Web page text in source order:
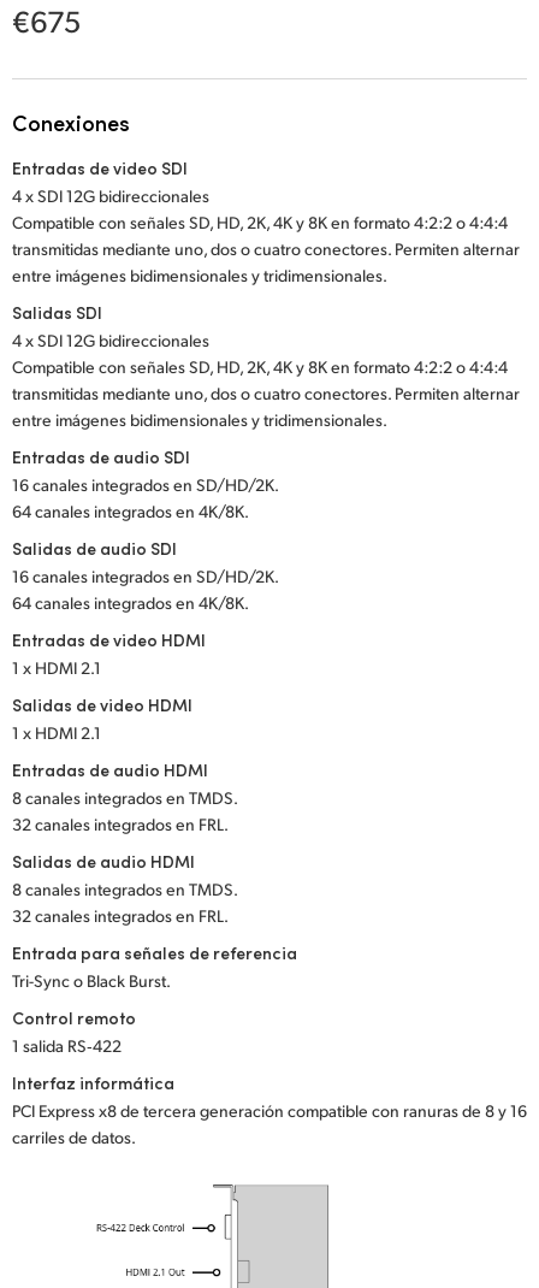
España
Sweden
Chinese Taipei
UAE
Ukraine
United Kingdom
United States
€675
Conexiones
Entradas de video SDI
4 x SDI 12G bidireccionales
Compatible con señales SD, HD, 2K, 4K y 8K en formato 4:2:2 o 4:4:4
transmitidas mediante uno, dos o cuatro conectores. Permiten alternar
entre imágenes bidimensionales y tridimensionales.
Salidas SDI
4 x SDI 12G bidireccionales
Compatible con señales SD, HD, 2K, 4K y 8K en formato 4:2:2 o 4:4:4
transmitidas mediante uno, dos o cuatro conectores. Permiten alternar
entre imágenes bidimensionales y tridimensionales.
Entradas de audio SDI
16 canales integrados en SD/HD/2K.
64 canales integrados en 4K/8K.
Salidas de audio SDI
16 canales integrados en SD/HD/2K.
64 canales integrados en 4K/8K.
Entradas de video HDMI
1 x HDMI 2.1
Salidas de video HDMI
1 x HDMI 2.1
Entradas de audio HDMI
8 canales integrados en TMDS.
32 canales integrados en FRL.
Salidas de audio HDMI
8 canales integrados en TMDS.
32 canales integrados en FRL.
Entrada para señales de referencia
Tri-Sync o Black Burst.
Control remoto
1 salida RS‑422
Interfaz informática
PCI Express x8 de tercera generación compatible con ranuras de 8 y 16
carriles de datos.